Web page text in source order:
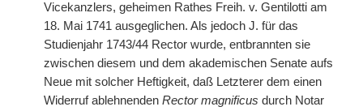
Vicekanzlers, geheimen Rathes Freih. v. Gentilotti am
18. Mai 1741 ausgeglichen. Als jedoch J. für das
Studienjahr 1743/44 Rector wurde, entbrannten sie
zwischen diesem und dem akademischen Senate aufs
Neue mit solcher Heftigkeit, daß Letzterer dem einen
Widerruf ablehnenden Rector magnificus durch Notar